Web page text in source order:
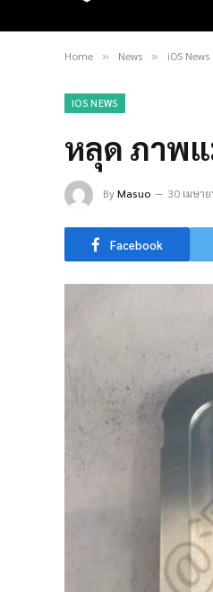
Home » News » iOS News
IOS NEWS
หลุด ภาพ
ByMasuo 30 เมษา
Facebook